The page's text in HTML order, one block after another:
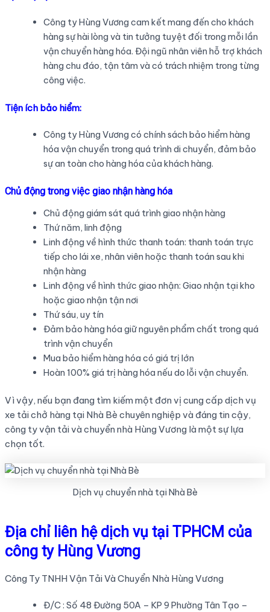
Công ty Hùng Vương cam kết mang đến cho khách
hàng sự hài lòng và tin tưởng tuyệt đối trong mỗi lần
vận chuyển hàng hóa. Đội ngũ nhân viên hỗ trợ khách
hàng chu đáo, tận tâm và có trách nhiệm trong từng
công việc.
Tiện ích bảo hiểm:
Công ty Hùng Vương có chính sách bảo hiểm hàng
hóa vận chuyển trong quá trình di chuyển, đảm bảo
sự an toàn cho hàng hóa của khách hàng.
Chủ động trong việc giao nhận hàng hóa
Chủ động giám sát quá trình giao nhận hàng
Thứ năm, linh động
Linh động về hình thức thanh toán: thanh toán trực
tiếp cho lái xe, nhân viên hoặc thanh toán sau khi
nhận hàng
Linh động về hình thức giao nhận: Giao nhận tại kho
hoặc giao nhận tận nơi
Thứ sáu, uy tín
Đảm bảo hàng hóa giữ nguyên phẩm chất trong quá
trình vận chuyển
Mua bảo hiểm hàng hóa có giá trị lớn
Hoàn 100% giá trị hàng hóa nếu do lỗi vận chuyển.
Vì vậy, nếu bạn đang tìm kiếm một đơn vị cung cấp dịch vụ
xe tải chở hàng tại Nhà Bè chuyên nghiệp và đáng tin cậy,
công ty vận tải và chuyển nhà Hùng Vương là một sự lựa
chọn tốt.
Dịch vụ chuyển nhà tại Nhà Bè
Địa chỉ liên hệ dịch vụ tại TPHCM của
công ty Hùng Vương
Công Ty TNHH Vận Tải Và Chuyển Nhà Hùng Vương
Đ/C : Số 48 Đường 50A – KP 9 Phường Tân Tạo –